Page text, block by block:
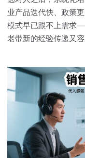
业产品迭代快、政策
模式早已跟不上需求
老带新的经验传递又容